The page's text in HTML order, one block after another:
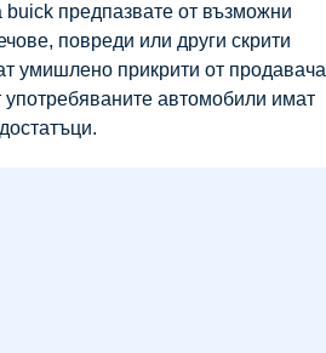
предпазвате от възможни
повреди или други скрити
умишлено прикрити от продавача
автомобили имат